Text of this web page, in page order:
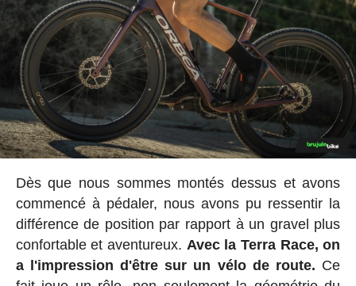
Dès que nous sommes montés dessus et avons
commencé à pédaler, nous avons pu ressentir la
différence de position par rapport à un gravel plus
confortable et aventureux. Avec la Terra Race, on
a l'impression d'être sur un vélo de route. Ce